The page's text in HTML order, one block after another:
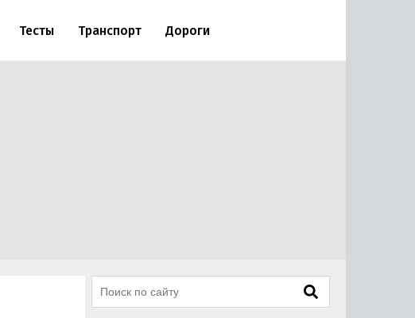
Тесты Транспорт Дороги